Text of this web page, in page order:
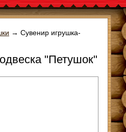
→ Сувенир игрушка-
"Петушок"